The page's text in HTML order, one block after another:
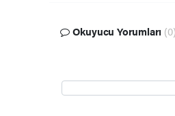
Okuyucu Yorumları (0)